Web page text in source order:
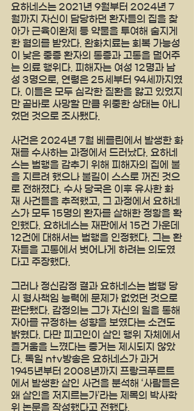
요하네스는 2021년 9월부터 2024년 7
월까지 자신이 담당하던 환자들의 집을 찾
아가 근육이완제 등 약물을 투여해 숨지게
한 혐의를 받았다. 완화치료는 회복 가능성
이 낮은 중증 환자의 통증과 고통을 덜어주
는 의료 행위다. 피해자는 여성 12명과 남
성 3명으로, 연령은 25세부터 94세까지였
다. 이들은 모두 심각한 질환을 앓고 있었지
만 곧바로 사망할 만큼 위중한 상태는 아니
었던 것으로 조사됐다.
사건은 2024년 7월 베를린에서 발생한 화
재를 수사하는 과정에서 드러났다. 요하네
스는 범행을 감추기 위해 피해자의 집에 불
을 지르려 했으나 불길이 스스로 꺼진 것으
로 전해졌다. 수사 당국은 이후 유사한 화
재 사건들을 추적했고, 그 과정에서 요하네
스가 모두 15명의 환자를 살해한 정황을 확
인했다. 요하네스는 재판에서 15건 가운데
12건에 대해서는 범행을 인정했다. 그는 환
자들을 고통에서 벗어나게 하려는 의도였
다고 주장했다.
그러나 정신감정 결과 요하네스는 범행 당
시 형사책임 능력에 문제가 없었던 것으로
판단됐다. 감정의는 그가 자신의 일을 통해
자아를 규정하는 성향을 보였다는 소견도
밝혔다. 다만 피고인이 살인 행위 자체에서
즐거움을 느꼈다는 증거는 제시되지 않았
다. 독일 ntv방송은 요하네스가 과거
1945년부터 2008년까지 프랑크푸르트
에서 발생한 살인 사건을 분석해 ‘사람들은
왜 살인을 저지르는가’라는 제목의 박사학
위 논문을 작성했다고 전했다.